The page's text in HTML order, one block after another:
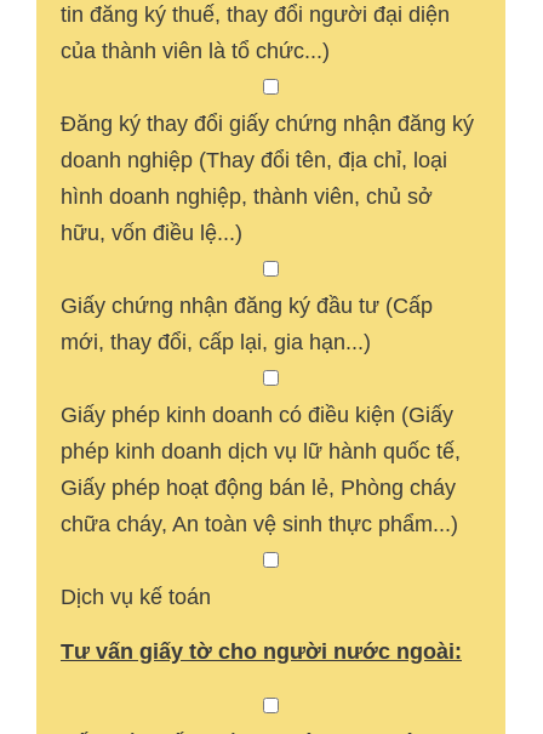
tin đăng ký thuế, thay đổi người đại diện
của thành viên là tổ chức...)
Đăng ký thay đổi giấy chứng nhận đăng ký
doanh nghiệp (Thay đổi tên, địa chỉ, loại
hình doanh nghiệp, thành viên, chủ sở
hữu, vốn điều lệ...)
Giấy chứng nhận đăng ký đầu tư (Cấp
mới, thay đổi, cấp lại, gia hạn...)
Giấy phép kinh doanh có điều kiện (Giấy
phép kinh doanh dịch vụ lữ hành quốc tế,
Giấy phép hoạt động bán lẻ, Phòng cháy
chữa cháy, An toàn vệ sinh thực phẩm...)
Dịch vụ kế toán
Tư vấn giấy tờ cho người nước ngoài: